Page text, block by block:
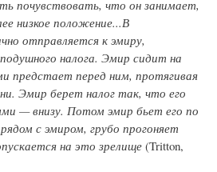
почувствовать, что он занимает,
низкое положение...В
отправляется к эмиру,
налога. Эмир сидит на
предстает перед ним, протягивая
Эмир берет налог так, что его
— внизу. Потом эмир бьет его по
с эмиром, грубо прогоняет
на это зрелище (Tritton,